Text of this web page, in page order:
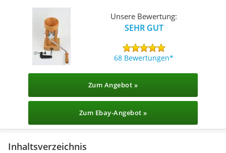
Unsere Bewertung:
SEHR GUT
68 Bewertungen
Zum Angebot »
Zum Ebay-Angebot »
Inhaltsverzeichnis